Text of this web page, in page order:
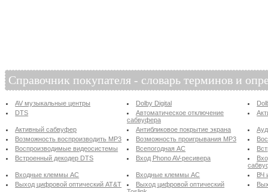
Справочник покупателя - словарь терминов и
AV музыкальные центры Dolby Digital
DTS
Автоматическое отключение
сабвуфера
Активный сабвуфер Антибликовое покрытие экрана
Возможность воспроизводить MP3
Возможность проигрывания MP3
Воспроизводимые видеосистемы
Всепогодная АС
Встроенный декодер DTS
Вход Phono AV-ресивера
Входные клеммы АС
Входные клеммы АС
ВЧ
Выход цифровой оптический AT&T
Выход цифровой оптический